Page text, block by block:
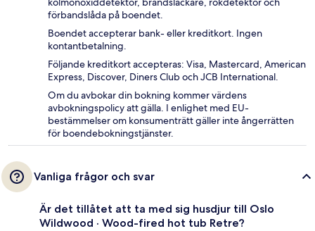
förbandslåda på boendet.
Boendet accepterar bank- eller kreditkort. Ingen
kontantbetalning.
Följande kreditkort accepteras: Visa, Mastercard, American
Express, Discover, Diners Club och JCB International.
Om du avbokar din bokning kommer värdens
avbokningspolicy att gälla. I enlighet med EU-
bestämmelser om konsumenträtt gäller inte ångerrätten
för boendebokningstjänster.
Vanliga frågor och svar
Är det tillåtet att ta med sig husdjur till Oslo
Wildwood · Wood-fired hot tub Retre?